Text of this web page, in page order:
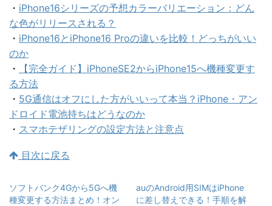
・ iPhone16シリーズの予想カラーバリエーション：どん
な色がリリースされる？
・ iPhone16とiPhone16 Proの違いを比較！どっちがいい
のか
・
【完全ガイド】iPhoneSE2からiPhone15へ機種変更す
る方法
・ 5G通信はオフにした方がいいって本当？iPhone・アン
ドロイド電池持ちはどうなのか
・ スマホテザリングの設定方法と注意点
目次に戻る
ソフトバンク4Gから5Gへ機
種変更する方法まとめ！オン
auのAndroid用SIMはiPhone
に差し替えできる！手順を解